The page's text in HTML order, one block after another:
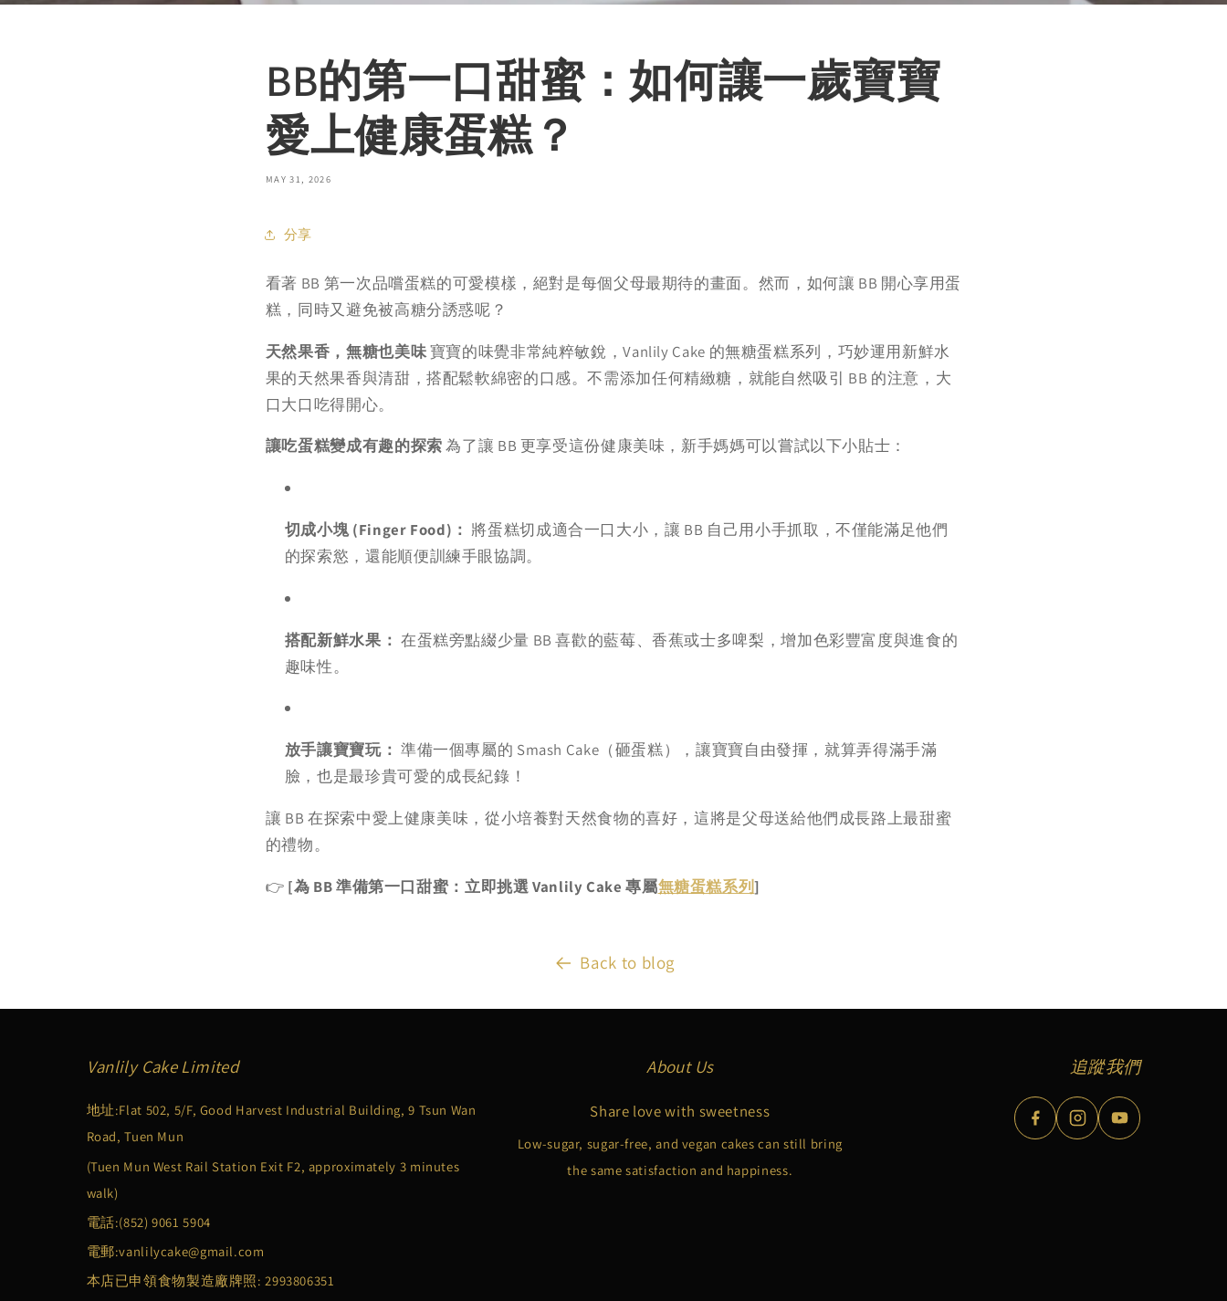
BB的第一口甜蜜：如何讓一歲寶寶
愛上健康蛋糕？
MAY 31, 2026
分享
看著 BB 第一次品嚐蛋糕的可愛模樣，絕對是每個父母最期待的畫面。然而，如何讓 BB 開心享用蛋
糕，同時又避免被高糖分誘惑呢？
天然果香，無糖也美味寶寶的味覺非常純粹敏銳，Vanlily Cake 的無糖蛋糕系列，巧妙運用新鮮水
果的天然果香與清甜，搭配鬆軟綿密的口感。不需添加任何精緻糖，就能自然吸引 BB 的注意，大
口大口吃得開心。
讓吃蛋糕變成有趣的探索為了讓 BB 更享受這份健康美味，新手媽媽可以嘗試以下小貼士：
切成小塊 (Finger Food)： 將蛋糕切成適合一口大小，讓 BB 自己用小手抓取，不僅能滿足他們
的探索慾，還能順便訓練手眼協調。
搭配新鮮水果： 在蛋糕旁點綴少量 BB 喜歡的藍莓、香蕉或士多啤梨，增加色彩豐富度與進食的
趣味性。
放手讓寶寶玩： 準備一個專屬的 Smash Cake（砸蛋糕），讓寶寶自由發揮，就算弄得滿手滿
臉，也是最珍貴可愛的成長紀錄！
讓 BB 在探索中愛上健康美味，從小培養對天然食物的喜好，這將是父母送給他們成長路上最甜蜜
的禮物。
👉 [為 BB 準備第一口甜蜜：立即挑選 Vanlily Cake 專屬無糖蛋糕系列]
Back to blog
Vanlily Cake Limited
地址:Flat 502, 5/F, Good Harvest Industrial Building, 9 Tsun Wan
Road, Tuen Mun
(Tuen Mun West Rail Station Exit F2, approximately 3 minutes
walk)
電話:(852) 9061 5904
電郵:vanlilycake@gmail.com
本店已申領食物製造廠牌照: 2993806351
About Us
Share love with sweetness
Low-sugar, sugar-free, and vegan cakes can still bring
the same satisfaction and happiness.
追蹤我們